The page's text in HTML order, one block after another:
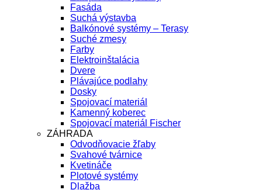
Fasáda
Suchá výstavba
Balkónové systémy – Terasy
Suché zmesy
Farby
Elektroinštalácia
Dvere
Plávajúce podlahy
Dosky
Spojovací materiál
Kamenný koberec
Spojovací materiál Fischer
ZÁHRADA
Odvodňovacie žľaby
Svahové tvárnice
Kvetináče
Plotové systémy
Dlažba